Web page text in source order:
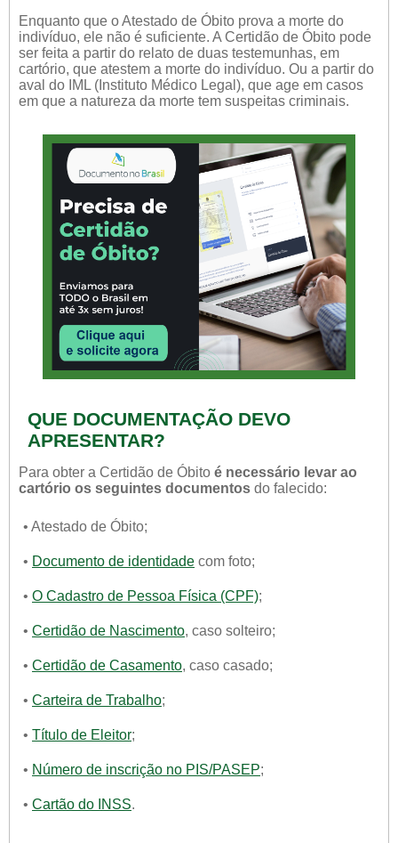
Enquanto que o Atestado de Óbito prova a morte do
indivíduo, ele não é suficiente. A Certidão de Óbito pode
ser feita a partir do relato de duas testemunhas, em
cartório, que atestem a morte do indivíduo. Ou a partir do
aval do IML (Instituto Médico Legal), que age em casos
em que a natureza da morte tem suspeitas criminais.
QUE DOCUMENTAÇÃO DEVO
APRESENTAR?
Para obter a Certidão de Óbito é necessário levar ao
cartório os seguintes documentos do falecido:
• Atestado de Óbito;
• Documento de identidade com foto;
• O Cadastro de Pessoa Física (CPF);
• Certidão de Nascimento, caso solteiro;
• Certidão de Casamento, caso casado;
• Carteira de Trabalho;
• Título de Eleitor;
• Número de inscrição no PIS/PASEP;
• Cartão do INSS.